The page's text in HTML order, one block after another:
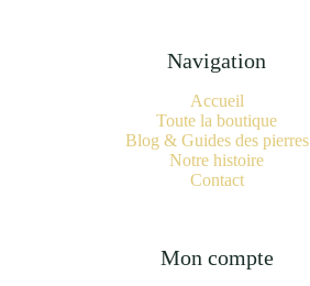
Navigation
Accueil
Toute la boutique
Blog & Guides des pierres
Notre histoire
Contact
Mon compte